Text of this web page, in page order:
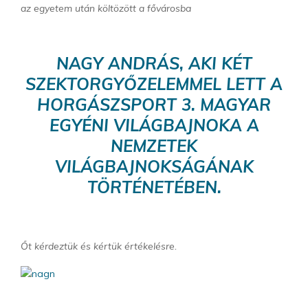
az egyetem után költözött a fővárosba
NAGY ANDRÁS, AKI KÉT
SZEKTORGYŐZELEMMEL LETT A
HORGÁSZSPORT 3. MAGYAR
EGYÉNI VILÁGBAJNOKA A
NEMZETEK
VILÁGBAJNOKSÁGÁNAK
TÖRTÉNETÉBEN.
Őt kérdeztük és kértük értékelésre.